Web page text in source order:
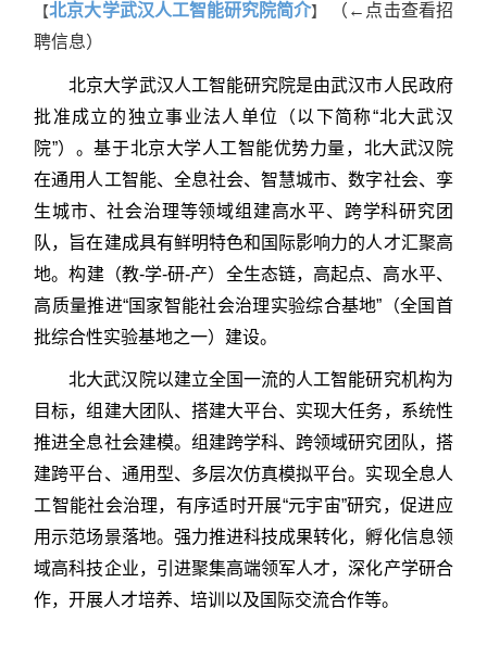
【北京大学武汉人工智能研究院简介】
（←点击查看招
聘信息）
北京大学武汉人工智能研究院是由武汉市人民政府
批准成立的独立事业法人单位（以下简称“北大武汉
院”）。基于北京大学人工智能优势力量，北大武汉院
在通用人工智能、全息社会、智慧城市、数字社会、孪
生城市、社会治理等领域组建高水平、跨学科研究团
队，旨在建成具有鲜明特色和国际影响力的人才汇聚高
地。构建（教-学-研-产）全生态链，高起点、高水平、
高质量推进“国家智能社会治理实验综合基地”（全国首
批综合性实验基地之一）建设。
北大武汉院以建立全国一流的人工智能研究机构为
目标，组建大团队、搭建大平台、实现大任务，系统性
推进全息社会建模。组建跨学科、跨领域研究团队，搭
建跨平台、通用型、多层次仿真模拟平台。实现全息人
工智能社会治理，有序适时开展“元宇宙”研究，促进应
用示范场景落地。强力推进科技成果转化，孵化信息领
域高科技企业，引进聚集高端领军人才，深化产学研合
作，开展人才培养、培训以及国际交流合作等。